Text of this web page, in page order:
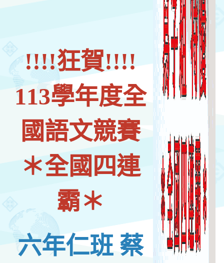
!!!!狂賀!!!!
113學年度全
國語文競賽
＊全國四連
霸＊
六年仁班 蔡